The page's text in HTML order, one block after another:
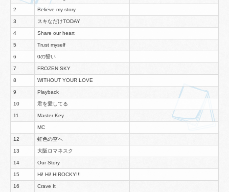
2 Believe my story
3 スキなだけTODAY
4 Share our heart
5 Trust myself
6 0の誓い
7 FROZEN SKY
8 WITHOUT YOUR LOVE
9 Playback
10 君を愛してる
11 Master Key
MC
12 虹色の空へ
13 大阪ロマネスク
14 Our Story
15 Hi! Hi! HIROCKY!!!
16 Crave It